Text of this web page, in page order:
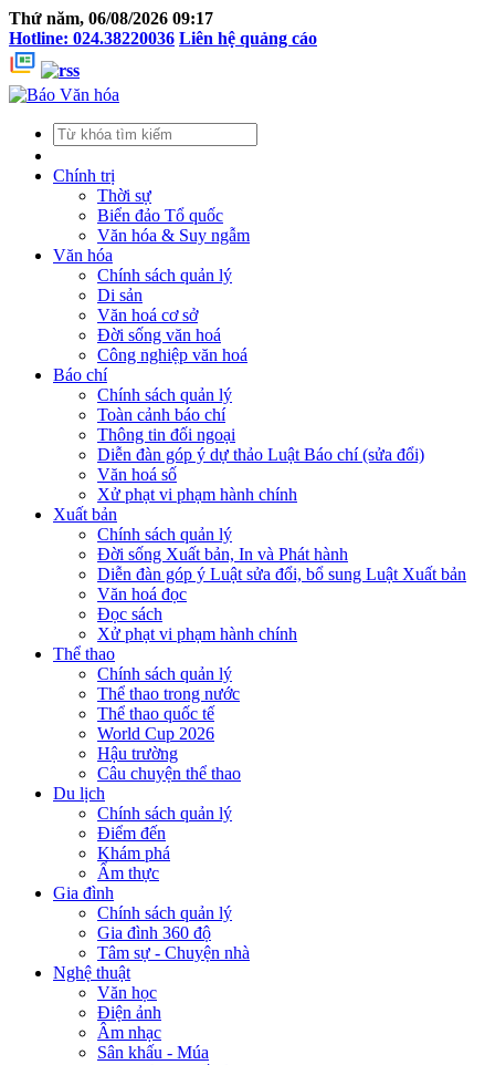
Thứ năm, 06/08/2026 09:17
Hotline: 024.38220036 Liên hệ quảng cáo
Chính trị
Thời sự
Biển đảo Tổ quốc
Văn hóa & Suy ngẫm
Văn hóa
Chính sách quản lý
Di sản
Văn hoá cơ sở
Đời sống văn hoá
Công nghiệp văn hoá
Báo chí
Chính sách quản lý
Toàn cảnh báo chí
Thông tin đối ngoại
Diễn đàn góp ý dự thảo Luật Báo chí (sửa đổi)
Văn hoá số
Xử phạt vi phạm hành chính
Xuất bản
Chính sách quản lý
Đời sống Xuất bản, In và Phát hành
Diễn đàn góp ý Luật sửa đổi, bổ sung Luật Xuất bản
Văn hoá đọc
Đọc sách
Xử phạt vi phạm hành chính
Thể thao
Chính sách quản lý
Thể thao trong nước
Thể thao quốc tế
World Cup 2026
Hậu trường
Câu chuyện thể thao
Du lịch
Chính sách quản lý
Điểm đến
Khám phá
Ẩm thực
Gia đình
Chính sách quản lý
Gia đình 360 độ
Tâm sự - Chuyện nhà
Nghệ thuật
Văn học
Điện ảnh
Âm nhạc
Sân khấu - Múa